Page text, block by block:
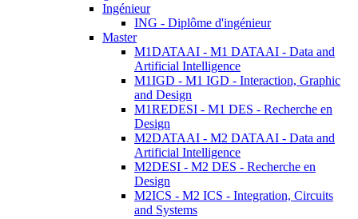
Ingénieur
ING - Diplôme d'ingénieur
Master
M1DATAAI - M1 DATAAI - Data and
Artificial Intelligence
M1IGD - M1 IGD - Interaction, Graphic
and Design
M1REDESI - M1 DES - Recherche en
Design
M2DATAAI - M2 DATAAI - Data and
Artificial Intelligence
M2DESI - M2 DES - Recherche en
Design
M2ICS - M2 ICS - Integration, Circuits
and Systems